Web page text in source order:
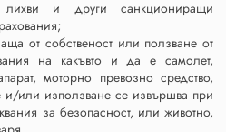
и други санкциониращи
от собственост или ползване от
на какъвто и да е самолет,
моторно превозно средство,
и/или използване се извършва при
за безопасност, или животно,